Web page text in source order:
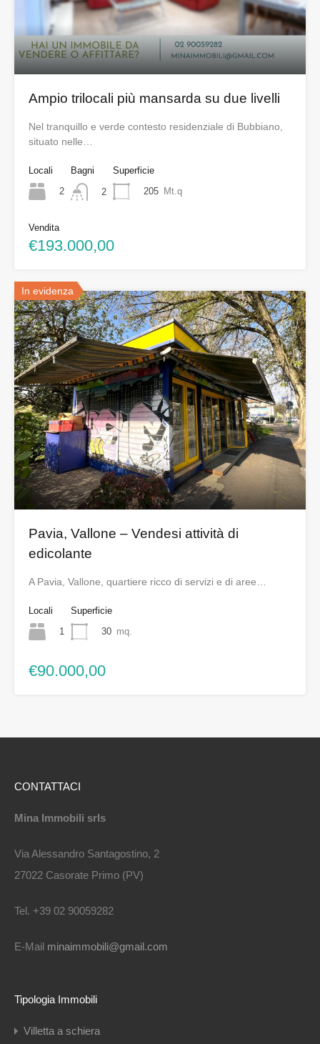
Ampio trilocali più mansarda su due livelli
Nel tranquillo e verde contesto residenziale di Bubbiano,
situato nelle…
Locali
2
Bagni
2
Superficie
205 Mt.q
Vendita
€193.000,00
In evidenza
Pavia, Vallone – Vendesi attività di
edicolante
A Pavia, Vallone, quartiere ricco di servizi e di aree…
Locali
1
Superficie
30 mq.
€90.000,00
CONTATTACI
Mina Immobili srls
Via Alessandro Santagostino, 2
27022 Casorate Primo (PV)
Tel. +39 02 90059282
E-Mail minaimmobili@gmail.com
Tipologia Immobili
Villetta a schiera